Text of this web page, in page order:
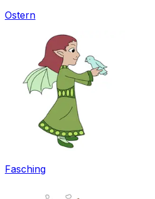
Ostern
Fasching